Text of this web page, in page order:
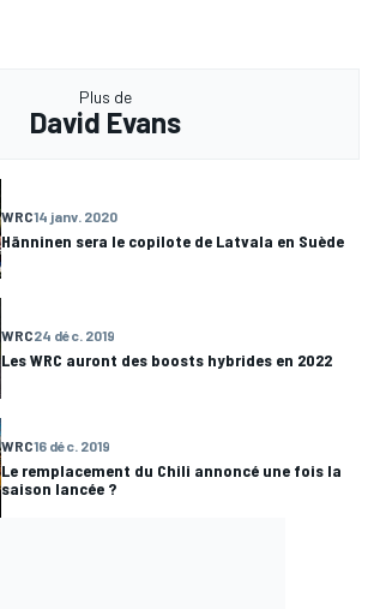
Plus de
David Evans
WRC14 janv. 2020
Hänninen sera le copilote de Latvala en Suède
WRC24 déc. 2019
Les WRC auront des boosts hybrides en 2022
WRC16 déc. 2019
Le remplacement du Chili annoncé une fois la
saison lancée ?